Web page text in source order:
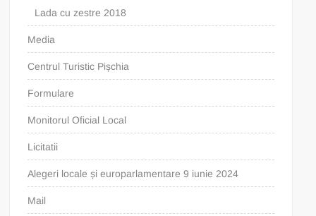
Lada cu zestre 2018
Media
Centrul Turistic Pișchia
Formulare
Monitorul Oficial Local
Licitatii
Alegeri locale și europarlamentare 9 iunie 2024
Mail